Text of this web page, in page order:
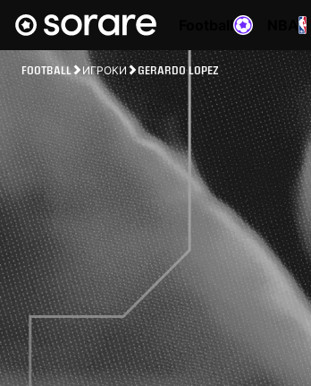
FOOTBALL ИГРОКИ GERARDO LOPEZ